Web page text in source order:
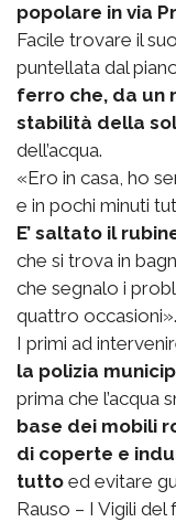
popolare in via
Facile trovare il
puntellata dal
ferro che, da un
stabilità della
dell’acqua.
«Ero in casa, ho
e in pochi minuti
E’ saltato il
che si trova in
che segnalo i
quattro occasioni».
I primi ad
la polizia
prima che l’acqua
base dei mobili
di coperte e
tutto ed evitare
Rauso – I Vigili